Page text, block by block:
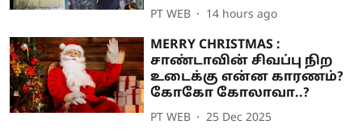
PT WEB 14 hours ago
MERRY CHRISTMAS :
சாண்டாவின் சிவப்பு நிற
உடைக்கு என்ன காரணம்?
கோகோ கோலாவா..?
PT WEB 25 Dec 2025